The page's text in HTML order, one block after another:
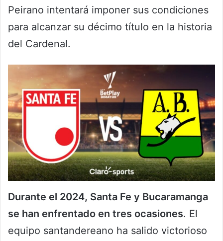
Peirano intentará imponer sus condiciones
para alcanzar su décimo título en la historia
del Cardenal.
Durante el 2024, Santa Fe y Bucaramanga
se han enfrentado en tres ocasiones. El
equipo santandereano ha salido victorioso